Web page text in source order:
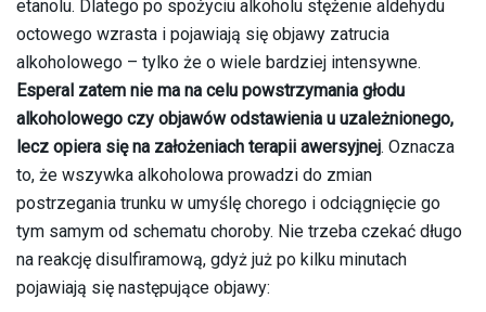
etanolu. Dlatego po spożyciu alkoholu stężenie aldehydu
octowego wzrasta i pojawiają się objawy zatrucia
alkoholowego – tylko że o wiele bardziej intensywne.
Esperal zatem nie ma na celu powstrzymania głodu
alkoholowego czy objawów odstawienia u uzależnionego,
lecz opiera się na założeniach terapii awersyjnej. Oznacza
to, że wszywka alkoholowa prowadzi do zmian
postrzegania trunku w umyślę chorego i odciągnięcie go
tym samym od schematu choroby. Nie trzeba czekać długo
na reakcję disulfiramową, gdyż już po kilku minutach
pojawiają się następujące objawy: